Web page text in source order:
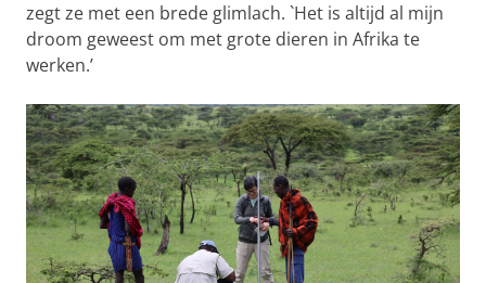
zegt ze met een brede glimlach. `Het is altijd al mijn
droom geweest om met grote dieren in Afrika te
werken.’